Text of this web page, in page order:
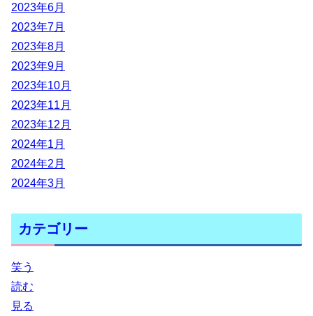
2023年6月
2023年7月
2023年8月
2023年9月
2023年10月
2023年11月
2023年12月
2024年1月
2024年2月
2024年3月
カテゴリー
笑う
読む
見る